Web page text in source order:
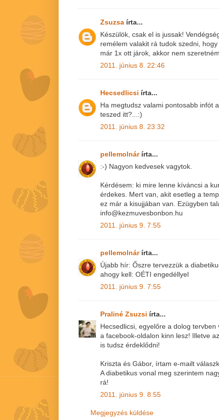
Zsuzsa írta...
Készülök, csak el is jussak!
remélem valakit rá tudok szedni,
már 1x ott járok, akkor nem
2011. június 8. 22:46
Hecsedlicsi írta...
Ha megtudsz valami pontosabb infót
teszed itt?...:)
2011. június 8. 23:32
pellemolnár írta...
:-) Nagyon kedvesek vagytok.
Kérdésem: ki mire lenne kíváncsi a
érdekes. Mert van, akit esetleg a
ez már a kisujjában van. Ezügyben
info@kezmuvesbonbon.hu
2011. június 9. 7:55
pellemolnár írta...
Újabb hír: Őszre tervezzük a
ahogy kell: OÉTI engedéllyel
2011. június 9. 7:55
Praliné Zsuzsi írta...
Hecsedlicsi, egyelőre a dolog
a facebook-oldalon kinn lesz! Illetve
is tudsz érdeklődni!
Kriszta és Gábor, írtam e-mailt
A diabetikus vonal meg szerintem
rá!
2011. június 9. 8:55
Megjegyzés küldése